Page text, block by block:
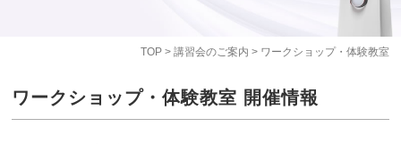
TOP> 講習会のご案内 > ワークショップ・体験教室
ワークショップ・体験教室 開催情報